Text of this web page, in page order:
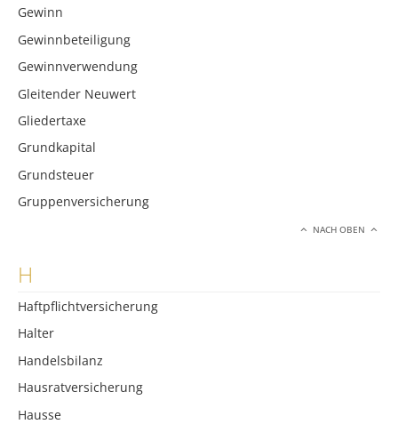
Gewinn
Gewinnbeteiligung
Gewinnverwendung
Gleitender Neuwert
Gliedertaxe
Grundkapital
Grundsteuer
Gruppenversicherung
NACH OBEN
H
Haftpflichtversicherung
Halter
Handelsbilanz
Hausratversicherung
Hausse